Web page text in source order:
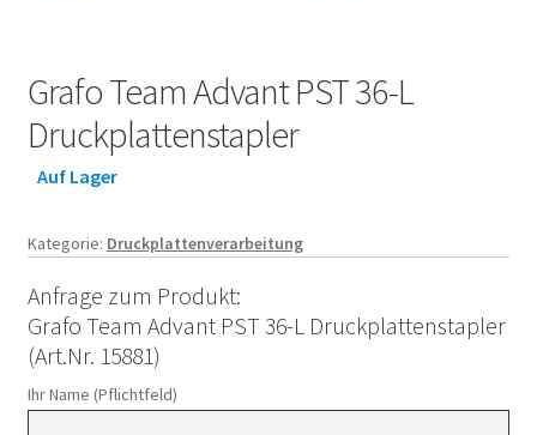
Grafo Team Advant PST 36-L
Druckplattenstapler
Auf Lager
Kategorie: Druckplattenverarbeitung
Anfrage zum Produkt:
Grafo Team Advant PST 36-L Druckplattenstapler
(Art.Nr. 15881)
Ihr Name (Pflichtfeld)